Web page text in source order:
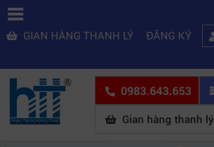
GIAN HÀNG THANH LÝ ĐĂNG KÝ
0983.643.653
Gian hàng thanh lý